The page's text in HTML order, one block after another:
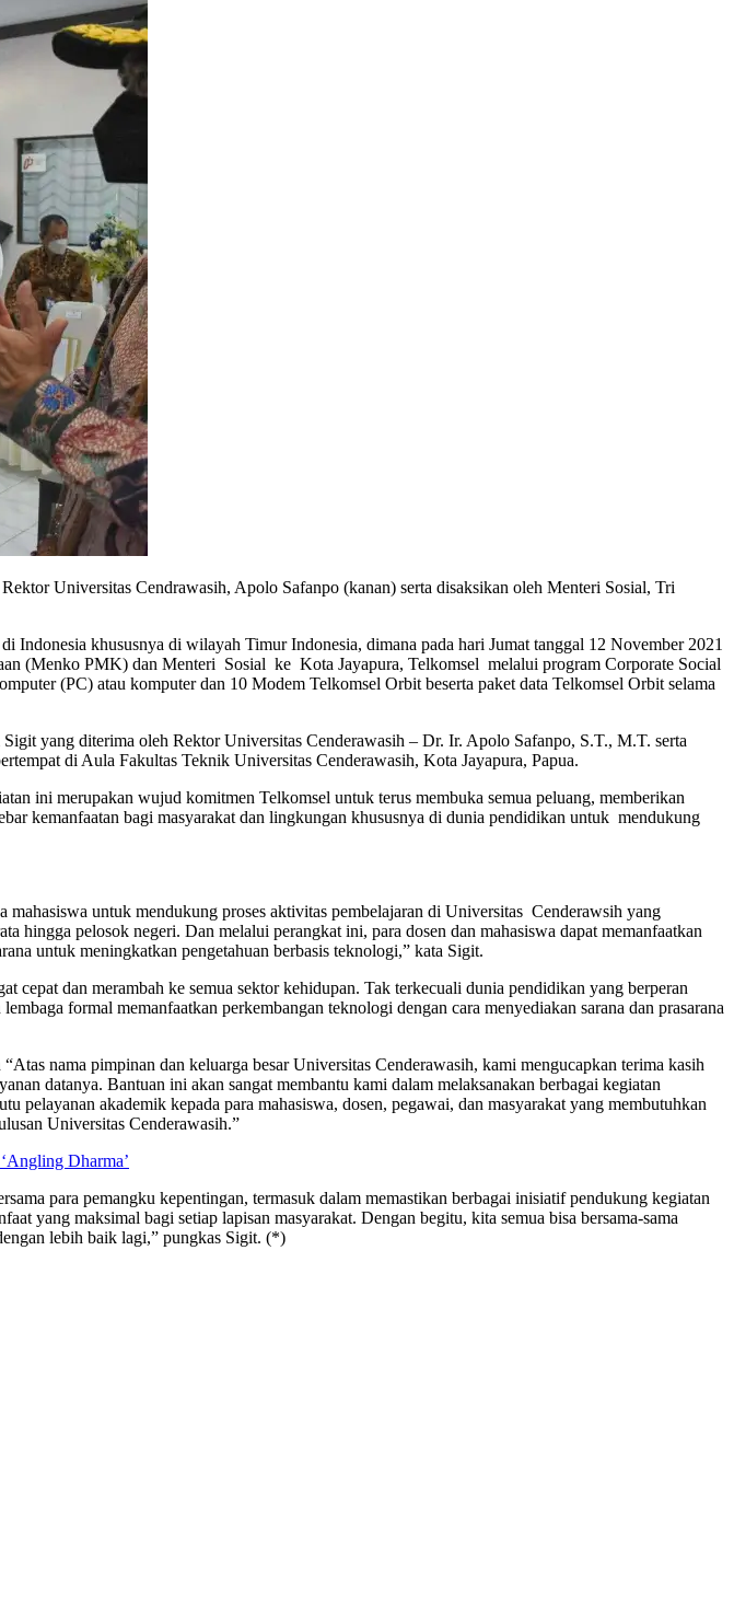
Universitas Cendrawasih, Apolo Safanpo (kanan) serta disaksikan oleh Menteri Sosial, Tri
khususnya di wilayah Timur Indonesia, dimana pada hari Jumat tanggal 12 November 2021
(Menko PMK) dan Menteri Sosial ke Kota Jayapura, Telkomsel melalui program Corporate Social
(PC) atau komputer dan 10 Modem Telkomsel Orbit beserta paket data Telkomsel Orbit selama
yang diterima oleh Rektor Universitas Cenderawasih – Dr. Ir. Apolo Safanpo, S.T., M.T. serta
di Aula Fakultas Teknik Universitas Cenderawasih, Kota Jayapura, Papua.
ini merupakan wujud komitmen Telkomsel untuk terus membuka semua peluang, memberikan
kemanfaatan bagi masyarakat dan lingkungan khususnya di dunia pendidikan untuk mendukung
untuk mendukung proses aktivitas pembelajaran di Universitas Cenderawsih yang
hingga pelosok negeri. Dan melalui perangkat ini, para dosen dan mahasiswa dapat memanfaatkan
untuk meningkatkan pengetahuan berbasis teknologi,” kata Sigit.
cepat dan merambah ke semua sektor kehidupan. Tak terkecuali dunia pendidikan yang berperan
formal memanfaatkan perkembangan teknologi dengan cara menyediakan sarana dan prasarana
nama pimpinan dan keluarga besar Universitas Cenderawasih, kami mengucapkan terima kasih
datanya. Bantuan ini akan sangat membantu kami dalam melaksanakan berbagai kegiatan
akademik kepada para mahasiswa, dosen, pegawai, dan masyarakat yang membutuhkan
Universitas Cenderawasih.”
Dharma’
para pemangku kepentingan, termasuk dalam memastikan berbagai inisiatif pendukung kegiatan
yang maksimal bagi setiap lapisan masyarakat. Dengan begitu, kita semua bisa bersama-sama
lebih baik lagi,” pungkas Sigit. (*)